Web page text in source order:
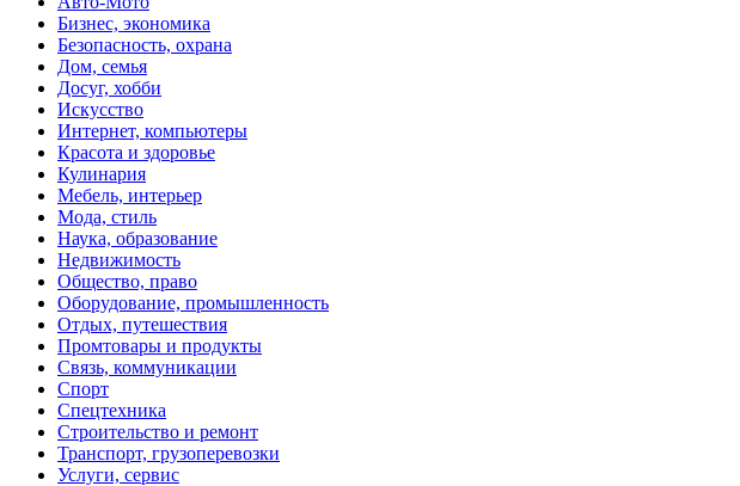
Бизнес, экономика
Безопасность, охрана
Дом, семья
Досуг, хобби
Искусство
Интернет, компьютеры
Красота и здоровье
Кулинария
Мебель, интерьер
Мода, стиль
Наука, образование
Недвижимость
Общество, право
Оборудование, промышленность
Отдых, путешествия
Промтовары и продукты
Связь, коммуникации
Спорт
Спецтехника
Строительство и ремонт
Транспорт, грузоперевозки
Услуги, сервис